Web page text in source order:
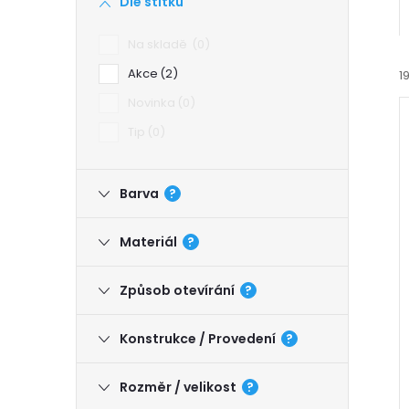
Akce 2
Barva ?
Materiál ?
Způsob otevírání ?
Konstrukce / Provedení ?
Rozměr / velikost ?
a